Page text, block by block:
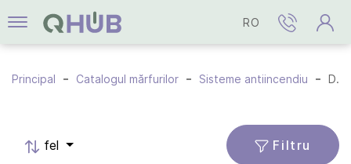
RO
Principal Catalogul mărfurilor Sisteme antiincendiu Detectoare incendiu
fel Filtru